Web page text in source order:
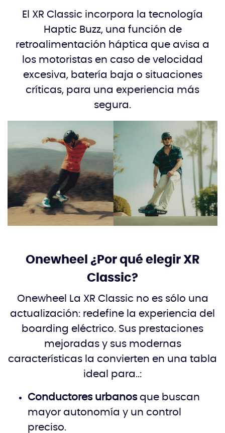
El XR Classic incorpora la tecnología
Haptic Buzz, una función de
retroalimentación háptica que avisa a
los motoristas en caso de velocidad
excesiva, batería baja o situaciones
críticas, para una experiencia más
segura.
Onewheel ¿Por qué elegir XR
Classic?
Onewheel La XR Classic no es sólo una
actualización: redefine la experiencia del
boarding eléctrico. Sus prestaciones
mejoradas y sus modernas
características la convierten en una tabla
ideal para..:
Conductores urbanosque buscan
mayor autonomía y un control
preciso.